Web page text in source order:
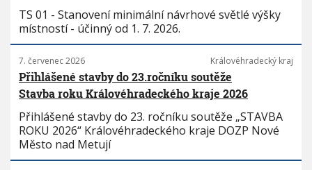
TS 01 - Stanovení minimální návrhové světlé výšky
místností - účinný od 1. 7. 2026.
7. červenec 2026 Královéhradecký kraj
Přihlášené stavby do 23.ročníku soutěže
Stavba roku Královéhradeckého kraje 2026
Přihlášené stavby do 23. ročníku soutěže „STAVBA
ROKU 2026“ Královéhradeckého kraje DOZP Nové
Město nad Metují